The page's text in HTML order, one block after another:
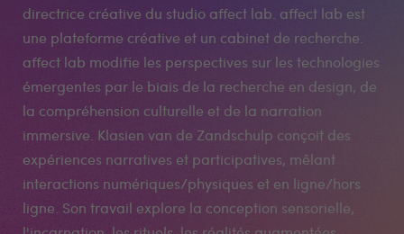
directrice créative du studio affect lab. affect lab est
une plateforme créative et un cabinet de recherche.
affect lab modifie les perspectives sur les technologies
émergentes par le biais de la recherche en design, de
la compréhension culturelle et de la narration
immersive. Klasien van de Zandschulp conçoit des
expériences narratives et participatives, mêlant
interactions numériques/physiques et en ligne/hors
ligne. Son travail explore la conception sensorielle,